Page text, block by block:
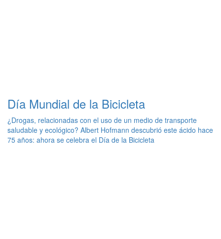
Día Mundial de la Bicicleta
¿Drogas, relacionadas con el uso de un medio de transporte
saludable y ecológico? Albert Hofmann descubrió este ácido hace
75 años: ahora se celebra el Día de la Bicicleta